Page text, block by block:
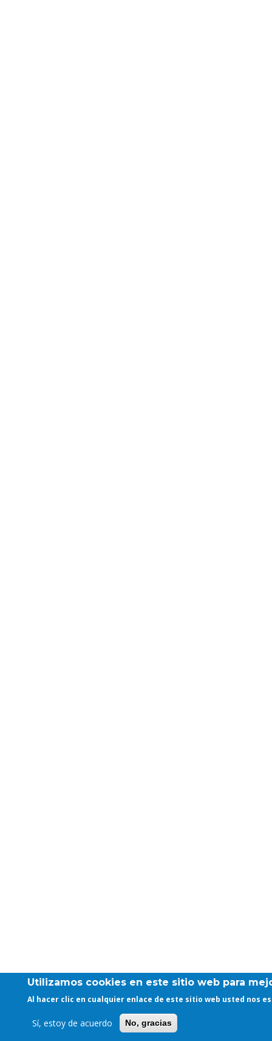
Utilizamos cookies en este sitio web para
Al hacer clic en cualquier enlace de este sitio web usted nos
Sí, estoy de acuerdo No, gracias